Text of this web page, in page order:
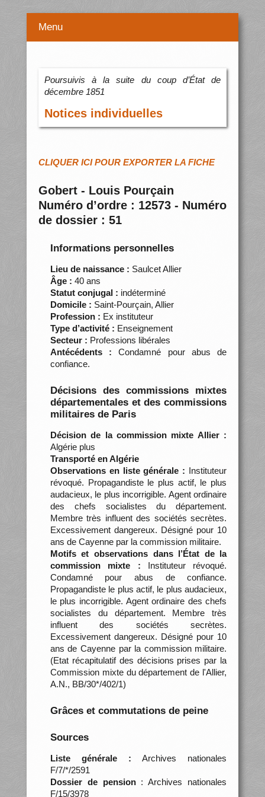
Menu
Poursuivis à la suite du coup d’État de
décembre 1851
Notices individuelles
CLIQUER ICI POUR EXPORTER LA FICHE
Gobert - Louis Pourçain
Numéro d’ordre : 12573 - Numéro
de dossier : 51
Informations personnelles
Lieu de naissance : Saulcet Allier
Âge : 40 ans
Statut conjugal : indéterminé
Domicile : Saint-Pourçain, Allier
Profession : Ex instituteur
Type d’activité : Enseignement
Secteur : Professions libérales
Antécédents : Condamné pour abus de
confiance.
Décisions des commissions mixtes
départementales et des commissions
militaires de Paris
Décision de la commission mixte Allier :
Algérie plus
Transporté en Algérie
Observations en liste générale : Instituteur
révoqué. Propagandiste le plus actif, le plus
audacieux, le plus incorrigible. Agent ordinaire
des chefs socialistes du département.
Membre très influent des sociétés secrètes.
Excessivement dangereux. Désigné pour 10
ans de Cayenne par la commission militaire.
Motifs et observations dans l’État de la
commission mixte : Instituteur révoqué.
Condamné pour abus de confiance.
Propagandiste le plus actif, le plus audacieux,
le plus incorrigible. Agent ordinaire des chefs
socialistes du département. Membre très
influent des sociétés secrètes.
Excessivement dangereux. Désigné pour 10
ans de Cayenne par la commission militaire.
(Etat récapitulatif des décisions prises par la
Commission mixte du département de l'Allier,
A.N., BB/30*/402/1)
Grâces et commutations de peine
Sources
Liste générale : Archives nationales
F/7/*/2591
Dossier de pension: Archives nationales
F/15/3978